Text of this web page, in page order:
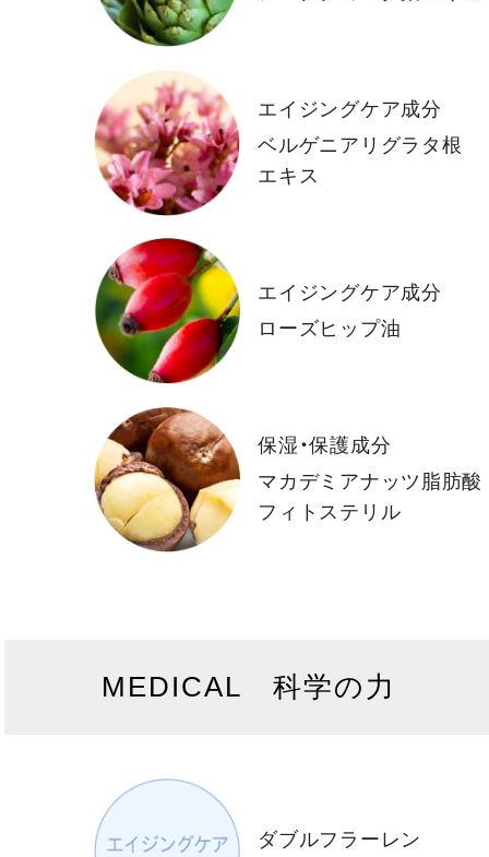
エイジングケア成分
ベルゲニアリグラタ根
エキス
エイジングケア成分
ローズヒップ油
保湿・保護成分
マカデミアナッツ脂肪酸
フィトステリル
MEDICAL 科学の力
ダブルフラーレン